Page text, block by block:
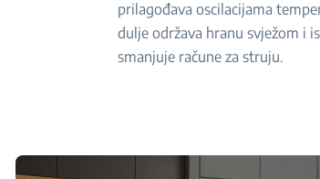
prilagođava oscilacijama
dulje održava hranu svježom i
smanjuje račune za struju.